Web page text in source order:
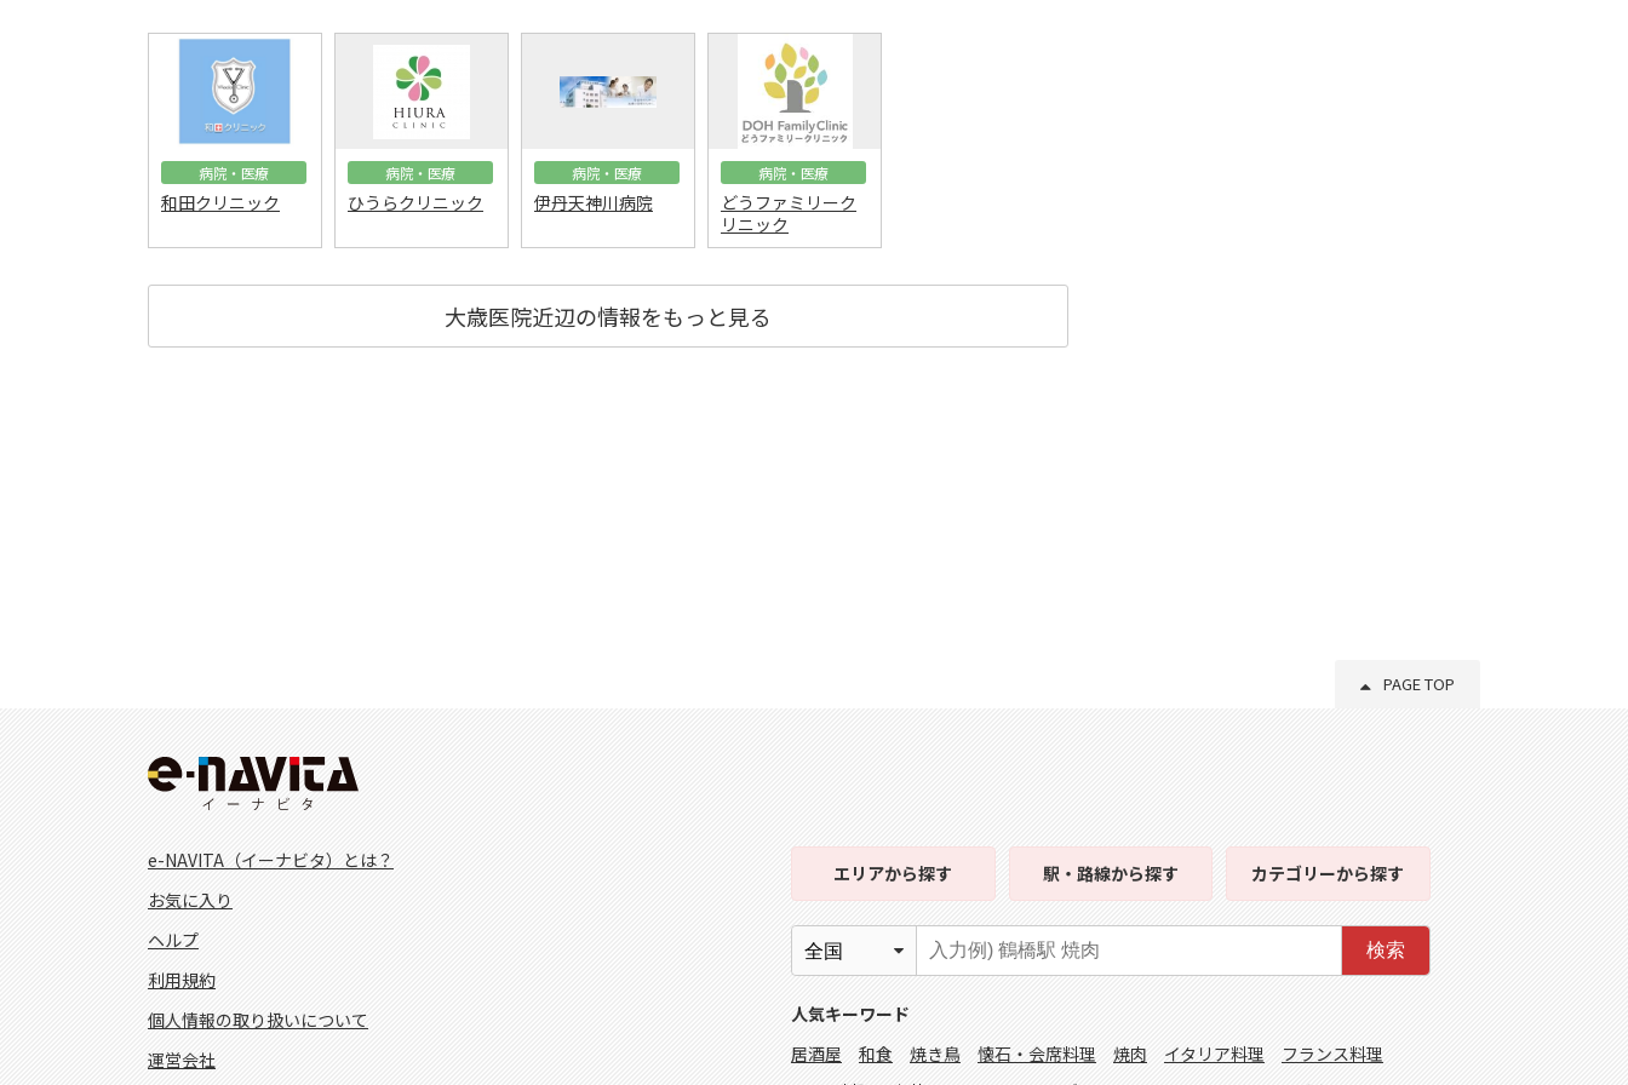
病院・医療
和田クリニック
病院・医療
ひうらクリニック
病院・医療
伊丹天神川病院
病院・医療
どうファミリーク
リニック
大歳医院近辺の情報をもっと見る
PAGE TOP
e-NAVITA（イーナビタ）とは？
お気に入り
ヘルプ
利用規約
個人情報の取り扱いについて
運営会社
エリアから探す 駅・路線から探す カテゴリーから探す
検索
人気キーワード
居酒屋
和食 焼き鳥 懐石・会席料理 焼肉 イタリア料理
フランス料理